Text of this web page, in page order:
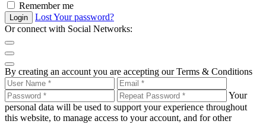
Remember me
Login
Lost Your password?
Or connect with Social Networks:
By creating an account you are accepting our Terms & Conditions
Your
personal data will be used to support your experience throughout
this website, to manage access to your account, and for other